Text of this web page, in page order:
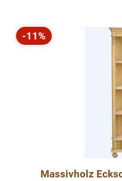
Rabatt
-11%
Massivholz